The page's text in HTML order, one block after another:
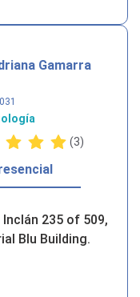
Gamarra
(3)
235 of 509,
Blu Building.